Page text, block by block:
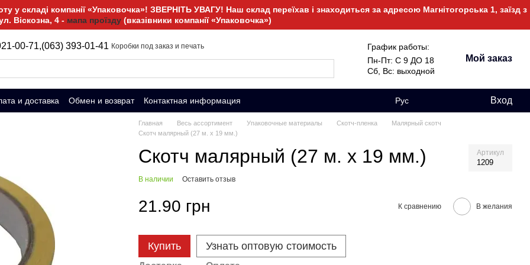
у складі компанії «Упаковочка»! ЗВЕРНІТЬ УВАГУ! Наш склад переїхав і знаходиться за адресою Магнітогорська 1, заїзд з
Віскозна, 4 - мапа проїзду (вказівники компанії «Упаковочка»)
00-71,(063) 393-01-41 Коробки под заказ и печать
График работы:
Пн-Пт: С 9 ДО 18
Сб, Вс: выходной
Мой заказ
и доставка Обмен и возврат Контактная информация Рус Вход
Главная Весь ассортимент Упаковочные материалы Скотч-пленка
Малярный скотч
Скотч малярный (27 м. х 19 мм.)
Скотч малярный (27 м. х 19 мм.) Артикул
1209
В наличии Оставить отзыв
21.90 грн К сравнению В желания
Купить Узнать оптовую стоимость